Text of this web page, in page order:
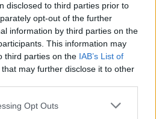
disclosed to third parties prior to
opt-out of the further
information by third parties on the
This information may
third parties on the IAB’s List of
that may further disclose it to other
Opt Outs
per commentare questo